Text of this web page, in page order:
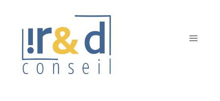
contenu